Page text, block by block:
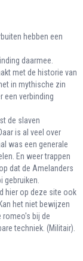
hebben een
daarmee.
met de historie van
in mythische zin
een verbinding
de slaven
is al veel over
was een generale
En weer trappen
dat de Amelanders
hier op deze site ook
het niet bewijzen
romeo's bij de
techniek. (Militair).